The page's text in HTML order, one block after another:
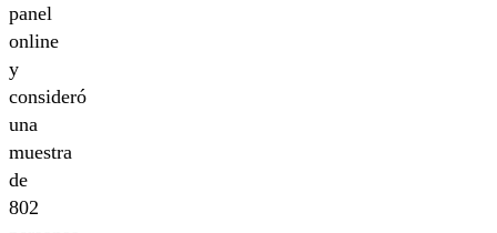
panel
online
y
consideró
una
muestra
de
802